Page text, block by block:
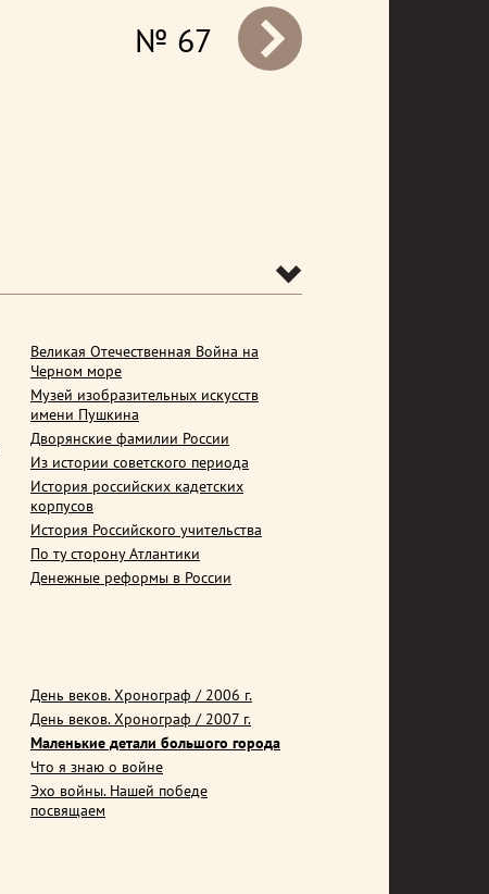
prev
№ 67
Великая Отечественная Война на
Черном море
Музей изобразительных искусств
имени Пушкина
Дворянские фамилии России
Из истории советского периода
История российских кадетских
корпусов
История Российского учительства
По ту сторону Атлантики
Денежные реформы в России
День веков. Хронограф / 2006 г.
День веков. Хронограф / 2007 г.
Маленькие детали большого города
Что я знаю о войне
Эхо войны. Нашей победе
посвящаем